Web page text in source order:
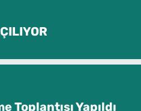
Toplantısı Yapıldı